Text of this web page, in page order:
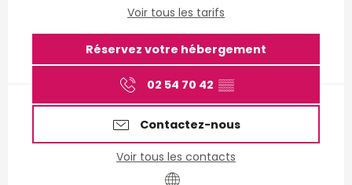
Voir tous les tarifs
Réservez votre hébergement
02 54 70 42 ▒▒
Contactez-nous
Voir tous les contacts